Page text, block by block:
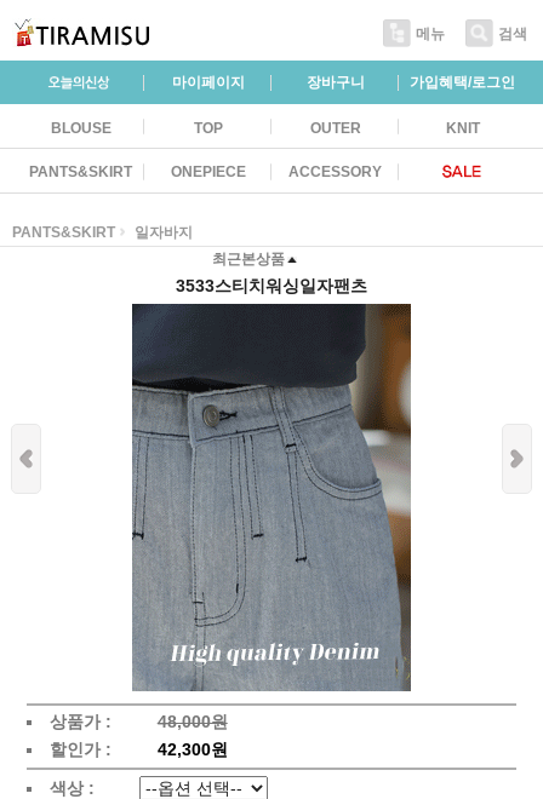
메뉴 검색
마이페이지 장바구니 가입혜택/로그인
BLOUSE TOP OUTER KNIT
PANTS&SKIRT ONEPIECE ACCESSORY
PANTS&SKIRT
일자바지
최근본상품
3533스티치워싱일자팬츠
상품가 :
48,000원
할인가 :
42,300원
색상 :